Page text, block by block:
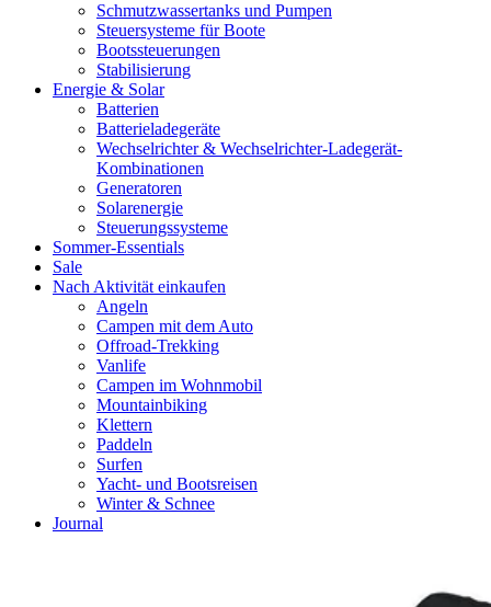
Schmutzwassertanks und Pumpen
Steuersysteme für Boote
Bootssteuerungen
Stabilisierung
Energie & Solar
Batterien
Batterieladegeräte
Wechselrichter & Wechselrichter-Ladegerät-
Kombinationen
Generatoren
Solarenergie
Steuerungssysteme
Sommer-Essentials
Sale
Nach Aktivität einkaufen
Angeln
Campen mit dem Auto
Offroad-Trekking
Vanlife
Campen im Wohnmobil
Mountainbiking
Klettern
Paddeln
Surfen
Yacht- und Bootsreisen
Winter & Schnee
Journal